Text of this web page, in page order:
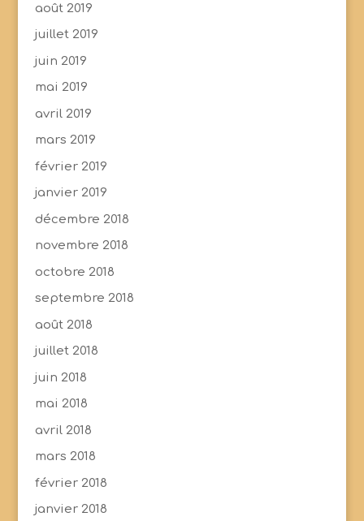
août 2019
juillet 2019
juin 2019
mai 2019
avril 2019
mars 2019
février 2019
janvier 2019
décembre 2018
novembre 2018
octobre 2018
septembre 2018
août 2018
juillet 2018
juin 2018
mai 2018
avril 2018
mars 2018
février 2018
janvier 2018